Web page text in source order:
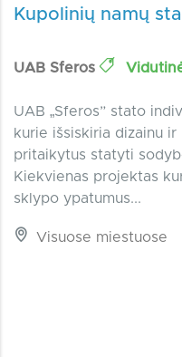
Kupolinių namų
UAB Sferos
UAB „Sferos” stato
kurie išsiskiria dizainu
pritaikytus statyti
Kiekvienas projektas
sklypo ypatumus...
Visuose miestuose